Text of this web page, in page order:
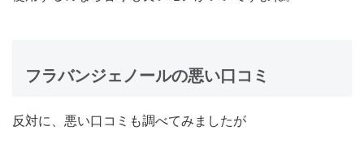
フラバンジェノールの悪い口コミ
反対に、悪い口コミも調べてみましたが